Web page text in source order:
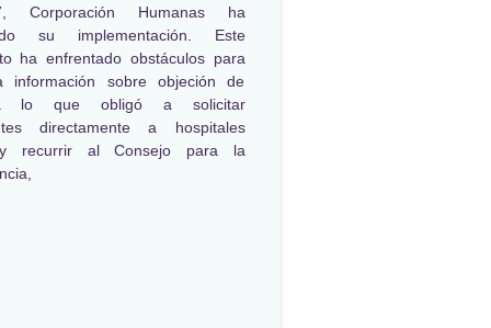
Corporación Humanas ha
su implementación. Este
ha enfrentado obstáculos para
información sobre objeción de
lo que obligó a solicitar
directamente a hospitales
recurrir al Consejo para la